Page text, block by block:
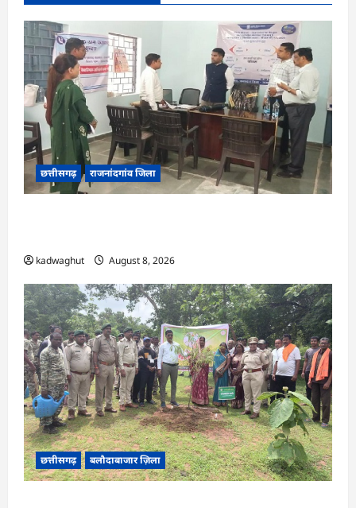
छत्तीसगढ़ राजनांदगांव जिला
kadwaghut August 8, 2026
छत्तीसगढ़ बलौदाबाजार ज़िला